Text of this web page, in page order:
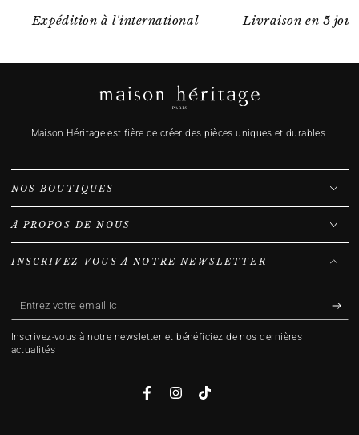
Expédition à l'international Livraison en 5
Maison Héritage est fière de créer des pièces uniques et durables.
NOS BOUTIQUES
À PROPOS DE NOUS
INSCRIVEZ-VOUS À NOTRE NEWSLETTER
Entrez
votre
email
Inscrivez-vous à notre newsletter et bénéficiez de nos dernières
actualités
FacebookInstagramTikTok